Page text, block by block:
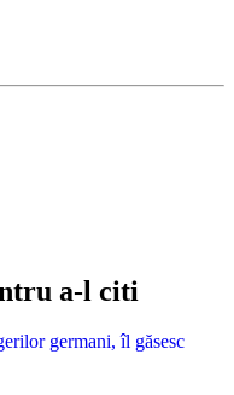
a-l citi